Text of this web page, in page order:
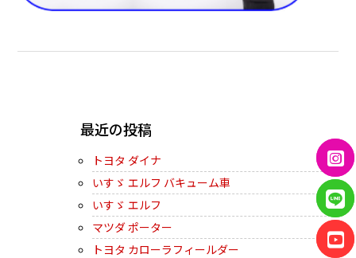
最近の投稿
トヨタ ダイナ
いすゞ エルフ バキューム車
いすゞ エルフ
マツダ ポーター
トヨタ カローラフィールダー